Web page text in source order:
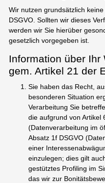
Wir nutzen grundsätzlich
DSGVO. Sollten wir dieses
werden wir Sie hierüber
gesetzlich vorgegeben ist.
Information über
gem. Artikel 21 der
Sie haben das Recht,
besonderen Situation
Verarbeitung Sie
die aufgrund von Artikel
(Datenverarbeitung im
Absatz 1f DSGVO
einer
einzulegen; dies gilt
gestütztes Profiling im
das wir zur